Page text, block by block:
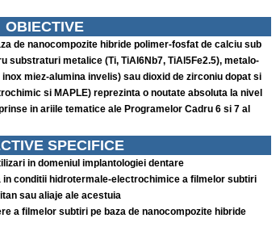
OBIECTIVE
de nanocompozite hibride polimer-fosfat de calciu sub
substraturi metalice (Ti, TiAl6Nb7, TiAl5Fe2.5), metalo-
miez-alumina invelis) sau dioxid de zirconiu dopat si
si MAPLE) reprezinta o noutate absoluta la nivel
in ariile tematice ale Programelor Cadru 6 si 7 al
SPECIFICE
in domeniul implantologiei dentare
in conditii hidrotermale-electrochimice a filmelor subtiri
sau aliaje ale acestuia
a filmelor subtiri pe baza de nanocompozite hibride